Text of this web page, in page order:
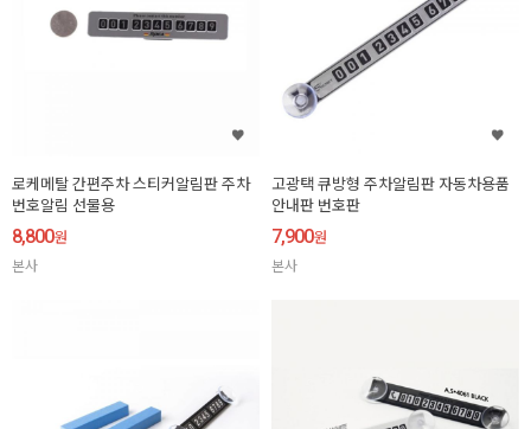
로케메탈 간편주차 스티커알림판 주차
번호알림 선물용
8,800원
본사
고광택 큐방형 주차알림판 자동차용품
안내판 번호판
7,900원
본사